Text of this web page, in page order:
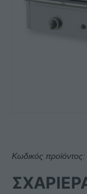
Κωδικός προϊόντος: